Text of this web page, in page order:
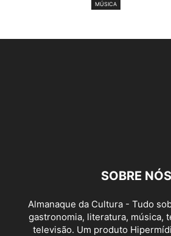
MÚSICA
SOBRE NÓS
Almanaque da Cultura - Tudo
gastronomia, literatura, música,
televisão. Um produto